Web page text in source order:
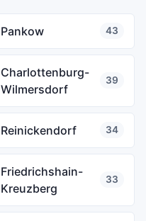
Pankow 43
Charlottenburg-
Wilmersdorf
39
Reinickendorf 34
Friedrichshain-
Kreuzberg
33